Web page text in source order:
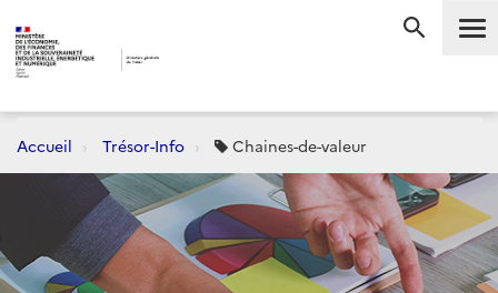
Accueil Trésor-Info Chaines-de-valeur